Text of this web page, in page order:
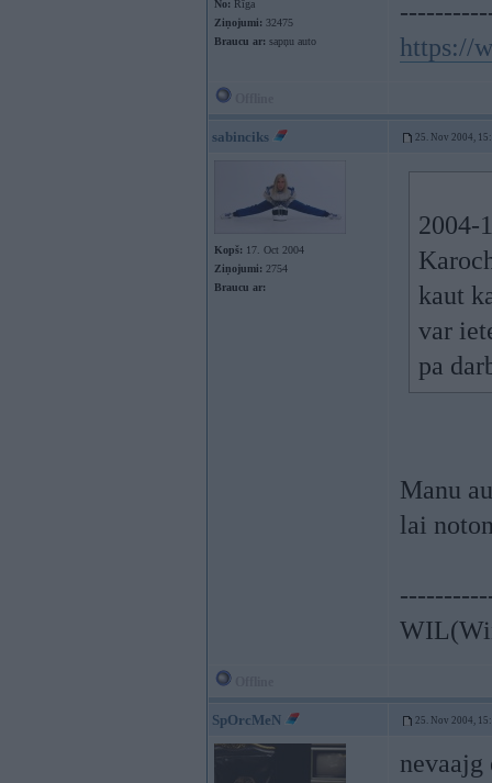
No: Rīga
Ziņojumi: 32475
Braucu ar: sapņu auto
https://
sabinciks 25. Nov 2004,
Kopš: 17. Oct 2004
Ziņojumi: 2754
Braucu ar:
2004-
kaut
var
pa
Manu
lai
SpOrcMeN 25. Nov 2004,